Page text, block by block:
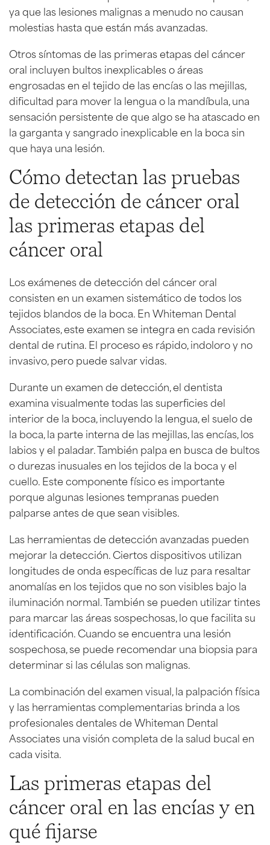
ya que las lesiones malignas a menudo no causan
molestias hasta que están más avanzadas.
Otros síntomas de las primeras etapas del cáncer
oral incluyen bultos inexplicables o áreas
engrosadas en el tejido de las encías o las mejillas,
dificultad para mover la lengua o la mandíbula, una
sensación persistente de que algo se ha atascado en
la garganta y sangrado inexplicable en la boca sin
que haya una lesión.
Cómo detectan las pruebas
de detección de cáncer oral
las primeras etapas del
cáncer oral
Los exámenes de detección del cáncer oral
consisten en un examen sistemático de todos los
tejidos blandos de la boca. En Whiteman Dental
Associates, este examen se integra en cada revisión
dental de rutina. El proceso es rápido, indoloro y no
invasivo, pero puede salvar vidas.
Durante un examen de detección, el dentista
examina visualmente todas las superficies del
interior de la boca, incluyendo la lengua, el suelo de
la boca, la parte interna de las mejillas, las encías, los
labios y el paladar. También palpa en busca de bultos
o durezas inusuales en los tejidos de la boca y el
cuello. Este componente físico es importante
porque algunas lesiones tempranas pueden
palparse antes de que sean visibles.
Las herramientas de detección avanzadas pueden
mejorar la detección. Ciertos dispositivos utilizan
longitudes de onda específicas de luz para resaltar
anomalías en los tejidos que no son visibles bajo la
iluminación normal. También se pueden utilizar tintes
para marcar las áreas sospechosas, lo que facilita su
identificación. Cuando se encuentra una lesión
sospechosa, se puede recomendar una biopsia para
determinar si las células son malignas.
La combinación del examen visual, la palpación física
y las herramientas complementarias brinda a los
profesionales dentales de Whiteman Dental
Associates una visión completa de la salud bucal en
cada visita.
Las primeras etapas del
cáncer oral en las encías y en
qué fijarse